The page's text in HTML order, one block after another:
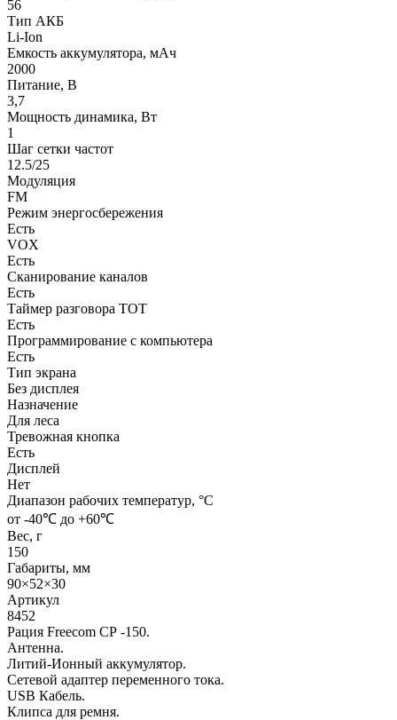
56
Тип АКБ
Li-Ion
Емкость аккумулятора, мАч
2000
Питание, В
3,7
Мощность динамика, Вт
1
Шаг сетки частот
12.5/25
Модуляция
FM
Режим энергосбережения
Есть
VOX
Есть
Сканирование каналов
Есть
Таймер разговора ТОТ
Есть
Программирование с компьютера
Есть
Тип экрана
Без дисплея
Назначение
Для леса
Тревожная кнопка
Есть
Дисплей
Нет
Диапазон рабочих температур, °С
от -40℃ до +60℃
Вес, г
150
Габариты, мм
90×52×30
Артикул
8452
Рация Freecom СР -150.
Антенна.
Литий-Ионный аккумулятор.
Сетевой адаптер переменного тока.
USB Кабель.
Клипса для ремня.